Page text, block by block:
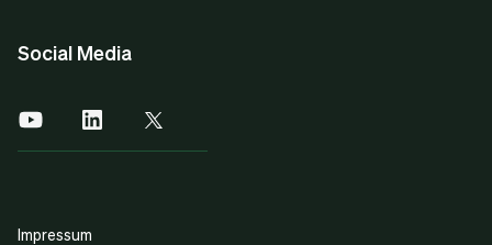
Social Media
Impressum